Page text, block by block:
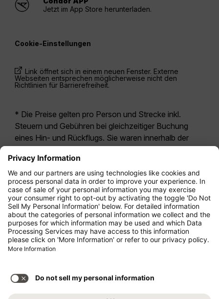
Jetzt im App Store herunterladen.
Cookie-Einstellungen
Link öffnet sich in einem neuen Fenster. Externe
Webseiten entsprechen möglicherweise nicht den
Richtlinien für Barrierefreiheit.
* Die Preise gelten pro Person und Strecke inkl.
Steuern und Gebühren bei gleichzeitiger Buchung
eines Hin- und Rückflugs. Sie waren innerhalb der
letzten 24 Stunden verfügbar und sind
möglicherweise nicht mehr aktuell. Bei den für die
Economy Class angegebenen Tarifen handelt es
sich i.d.R. um Economy Zero, unsere restriktivste
Tarifoption. Es können hierfür zusätzliche Gebühren
fürAufgabegepäck oder für andere optionale
Leistungen anfallen. Es gelten dieAllgemeinen
Geschäftsbedingungen .